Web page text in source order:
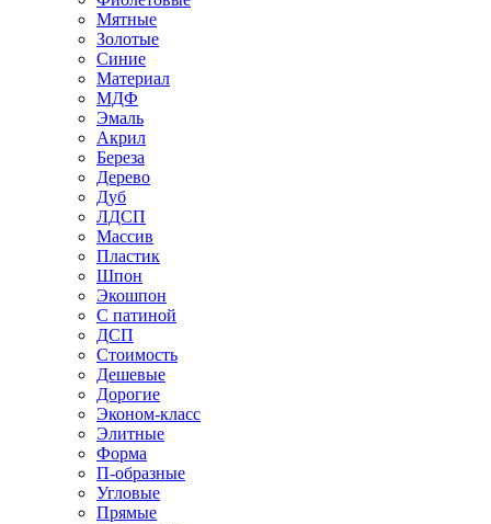
Мятные
Золотые
Синие
Материал
МДФ
Эмаль
Акрил
Береза
Дерево
Дуб
ЛДСП
Массив
Пластик
Шпон
Экошпон
С патиной
ДСП
Стоимость
Дешевые
Дорогие
Эконом-класс
Элитные
Форма
П-образные
Угловые
Прямые